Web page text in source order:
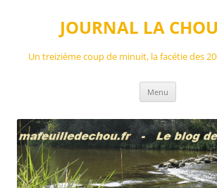
JOURNAL LA
Un treizième coup de minuit, la facétie des
Menu